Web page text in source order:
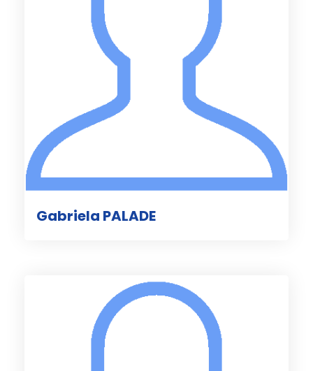
Gabriela PALADE